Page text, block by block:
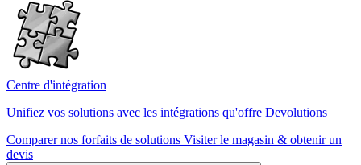
Centre d'intégration
Unifiez vos solutions avec les intégrations qu'offre Devolutions
Comparer nos forfaits de solutions Visiter le magasin & obtenir un
devis